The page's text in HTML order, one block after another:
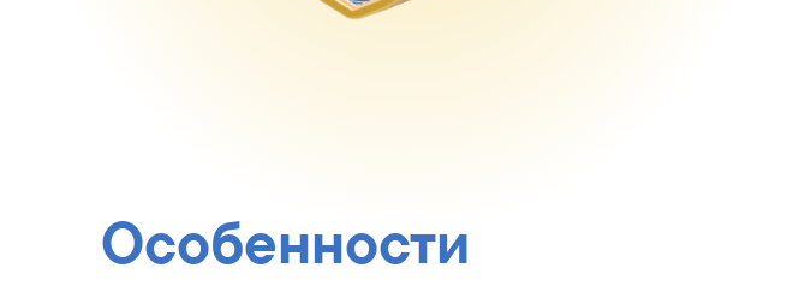
Особенности